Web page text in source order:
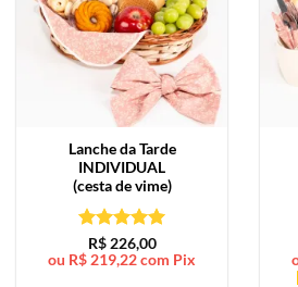
Lanche da Tarde
INDIVIDUAL
(cesta de vime)
Avaliação5
de 5
R$226,00
ou R$ 219,22com Pix